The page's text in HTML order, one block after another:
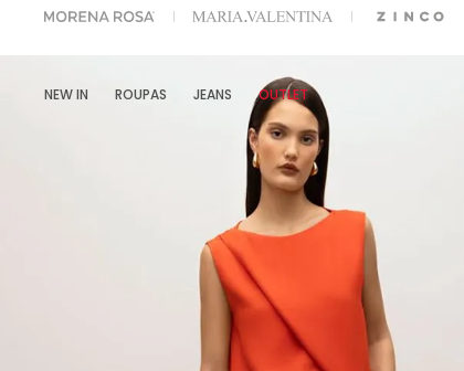
ESCOLHER SEU LOOK? FALE COM NOSSA PERSONAL SHOPPER.
NEW IN ROUPAS JEANS OUTLET